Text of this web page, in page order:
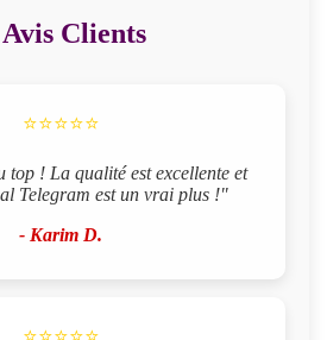
Avis Clients
top ! La qualité est excellente et
Telegram est un vrai plus !"
- Karim D.